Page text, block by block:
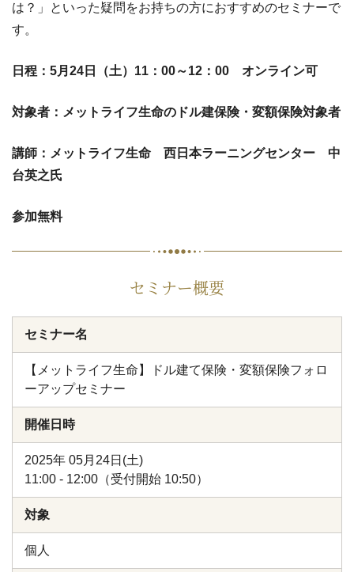
は？」といった疑問をお持ちの方におすすめのセミナーで
す。
日程： 5月24日（土）11：00～12：00 オンライン可
対象者：メットライフ生命のドル建保険・変額保険対象者
講師：メットライフ生命 西日本ラーニングセンター 中
台英之氏
参加無料
セミナー概要
セミナー名
【メットライフ生命】ドル建て保険・変額保険フォロ
ーアップセミナー
開催日時
2025年 05月24日(土)
11:00 - 12:00（受付開始 10:50）
対象
個人